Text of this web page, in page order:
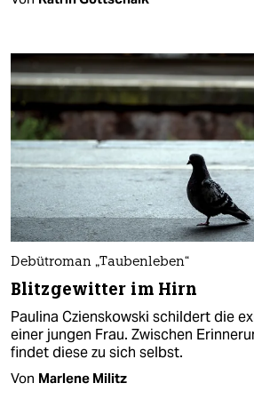
Debütroman „Taubenleben“
Blitzgewitter im Hirn
Paulina Czienskowski schildert die
einer jungen Frau. Zwischen
findet diese zu sich selbst.
Von Marlene Militz